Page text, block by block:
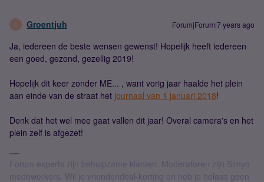
G Groentjuh Forum|Forum|7 years ago
Ja, iedereen de beste wensen gewenst! Hopelijk heeft iedereen
een goed, gezond, gezellig 2019!
Hopelijk dit keer zonder ME... , want vorig jaar haalde het plein
aan einde van de straat het journaal van 1 januari 2018!
Denk dat het wel mee gaat vallen dit jaar! Overal camera's en het
plein zelf is afgezet!
Forum experts zijn behulpzame klanten. Moderatoren zijn Simyo
medewerkers. Wil je vriendendeal-korting en heb je helaas geen